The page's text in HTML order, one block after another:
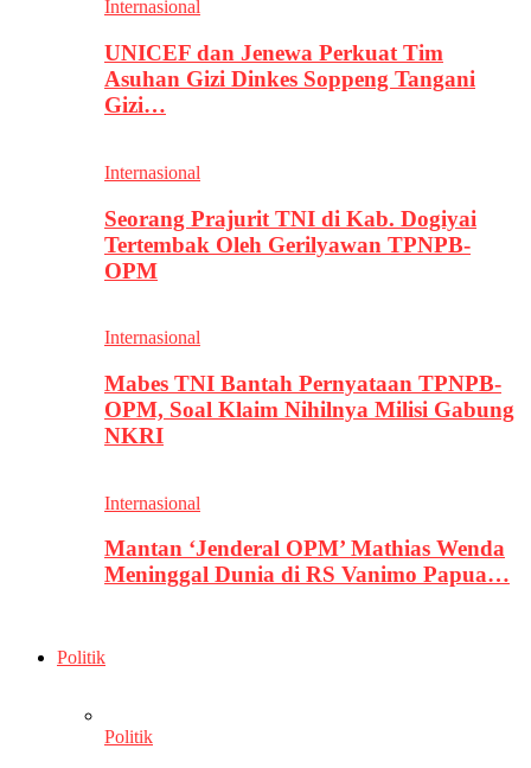
Internasional
UNICEF dan Jenewa Perkuat Tim
Asuhan Gizi Dinkes Soppeng Tangani
Gizi…
Internasional
Seorang Prajurit TNI di Kab. Dogiyai
Tertembak Oleh Gerilyawan TPNPB-
OPM
Internasional
Mabes TNI Bantah Pernyataan TPNPB-
OPM, Soal Klaim Nihilnya Milisi Gabung
NKRI
Internasional
Mantan ‘Jenderal OPM’ Mathias Wenda
Meninggal Dunia di RS Vanimo Papua…
Politik
Politik